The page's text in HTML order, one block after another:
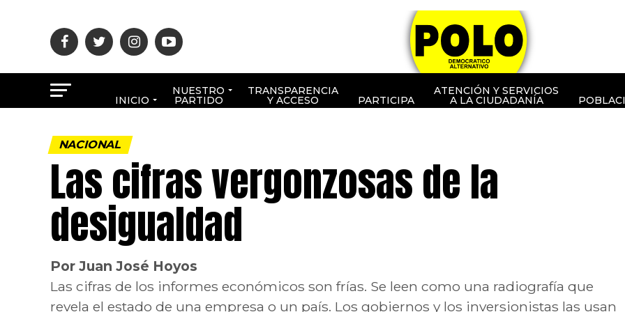
INICIO
NUESTRO
PARTIDO
TRANSPARENCIA
Y ACCESO PARTICIPA
ATENCIÓN Y SERVICIOS
A LA CIUDADANÍA
NACIONAL
Las cifras vergonzosas de la
desigualdad
Por Juan José Hoyos
Las cifras de los informes económicos son frías. Se leen como una radiografía que
revela el estado de una empresa o un país. Los gobiernos y los inversionistas las usan